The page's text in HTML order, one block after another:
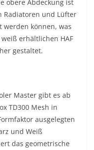
obere Abdeckung ist
Radiatoren und Lüfter
werden können, was
erhältlichen HAF
gestaltet.
Master gibt es ab
TD300 Mesh in
ausgelegten
und Weiß
das geometrische